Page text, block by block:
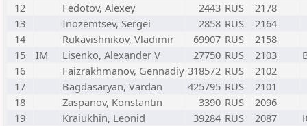
12
Fedotov, Alexey 2443 RUS
2178
13
Inozemtsev, Sergei 2858 RUS
2164
14
Rukavishnikov, Vladimir 69907 RUS
2158
15
IM Lisenko, Alexander V 27750 RUS 2103
16
Faizrakhmanov, Gennadiy 318572 RUS
2102
17
Bagdasaryan, Vardan 425795 RUS
2101
18
Zaspanov, Konstantin 3390 RUS
2096
19
Kraiukhin, Leonid 39284 RUS 2087